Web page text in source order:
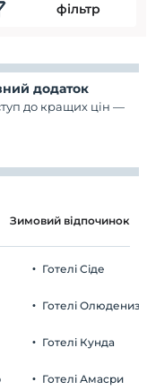
фільтр
додаток
до кращих цін —
Зимовий відпочинок
Готелі Сіде
Готелі Олюдениза
Готелі Кунда
Готелі Амасри